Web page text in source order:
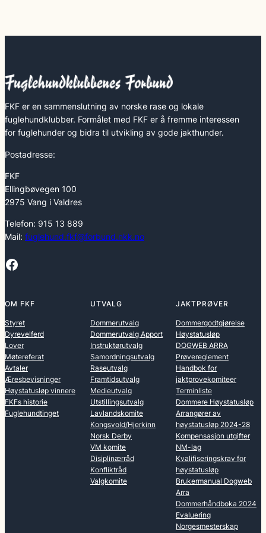
FKF er en sammenslutning av norske rase og lokale
fuglehundklubber. Formålet med FKF er å fremme interessen
for fuglehunder og bidra til utvikling av gode jakthunder.
Postadresse:
FKF
Ellingbøvegen 100
2975 Vang i Valdres
Telefon: 915 13 889
Mail: fuglehund.fkf@forbund.nkk.no
Facebook
OM FKF
Styret
Dyrevelferd
Lover
Møtereferat
Avtaler
Æresbevisninger
Høystatusløp vinnere
FKFs historie
Fuglehundtinget
UTVALG
Dommerutvalg
Dommerutvalg Apport
Instruktørutvalg
Samordningsutvalg
Raseutvalg
Framtidsutvalg
Medieutvalg
Utstillingsutvalg
Lavlandskomite
Kongsvold/Hjerkinn
Norsk Derby
VM komite
Disiplinærråd
Konfliktråd
Valgkomite
JAKTPRØVER
Dommergodtgjørelse
Høystatusløp
DOGWEB ARRA
Prøvereglement
Handbok for
jaktprovekomiteer
Terminliste
Dommere Høystatusløp
Arrangører av
høystatusløp 2024-28
Kompensasjon utgifter
NM-lag
Kvalifiseringskrav for
høystatusløp
Brukermanual Dogweb
Arra
Dommerhåndboka 2024
Evaluering
Norgesmesterskap